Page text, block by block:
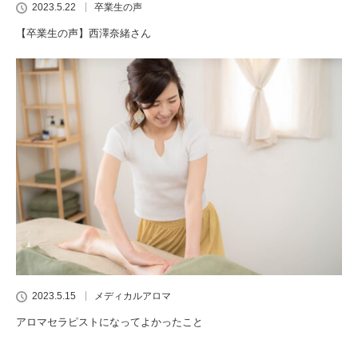
2023.5.22 卒業生の声
【卒業生の声】西澤奈緒さん
2023.5.15 メディカルアロマ
アロマセラピストになってよかったこと